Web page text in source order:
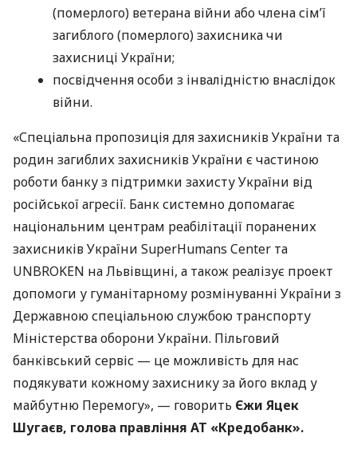
(померлого) ветерана війни або члена сім’ї
загиблого (померлого) захисника чи
захисниці України;
посвідчення особи з інвалідністю внаслідок
війни.
«Спеціальна пропозиція для захисників України та
родин загиблих захисників України є частиною
роботи банку з підтримки захисту України від
російської агресії. Банк системно допомагає
національним центрам реабілітації поранених
захисників України SuperHumans Center та
UNBROKEN на Львівщині, а також реалізує проект
допомоги у гуманітарному розмінуванні України з
Державною спеціальною службою транспорту
Міністерства оборони України. Пільговий
банківський сервіс — це можливість для нас
подякувати кожному захиснику за його вклад у
майбутню Перемогу», — говорить Єжи Яцек
Шугаєв, голова правління АТ «Кредобанк».